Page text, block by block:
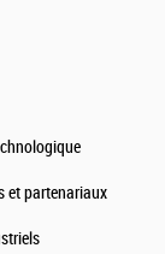
et partenariaux